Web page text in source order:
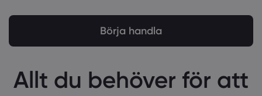
Börja handla
Allt du behöver för att